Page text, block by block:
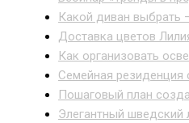
Какой диван выбрать
Доставка цветов
Как организовать
Семейная резиденция
Пошаговый план
Элегантный шведский